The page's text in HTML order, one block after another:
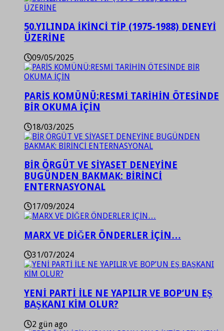
50.YILINDA İKİNCİ TİP (1975-1988) DENEYİ
ÜZERİNE
09/05/2025
PARİS KOMÜNÜ:RESMİ TARİHİN ÖTESİNDE
BİR OKUMA İÇİN
18/03/2025
BİR ÖRGÜT VE SİYASET DENEYİNE
BUGÜNDEN BAKMAK: BİRİNCİ
ENTERNASYONAL
17/09/2024
MARX VE DİĞER ÖNDERLER İÇİN…
31/07/2024
YENİ PARTİ İLE NE YAPILIR VE BOP’UN EŞ
BAŞKANI KİM OLUR?
2 gün ago